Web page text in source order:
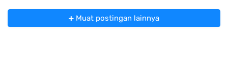
Muat postingan lainnya